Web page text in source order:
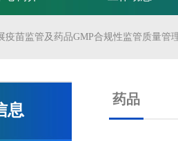
疫苗监管及药品GMP合规性监管质量管
中心关于发布《预防用mRNA疫苗临床
中心关于发布《关于开发适宜药品包装
息
药品